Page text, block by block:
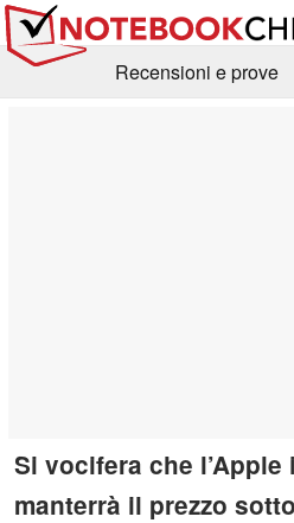
Recensioni e prove
Si vocifera che l’Apple
manterrà il prezzo